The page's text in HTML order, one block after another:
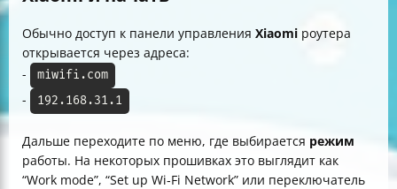
Обычно доступ к панели управления Xiaomi роутера
открывается через адреса:
-
miwifi.com
- 192.168.31.1
Дальше переходите по меню, где выбирается режим
работы. На некоторых прошивках это выглядит как
“Work mode”, “Set up Wi‑Fi Network” или переключатель